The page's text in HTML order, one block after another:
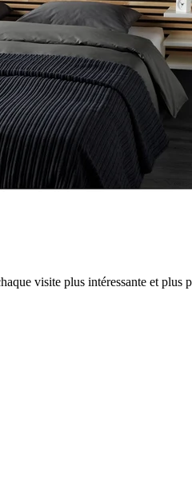
visite plus intéressante et